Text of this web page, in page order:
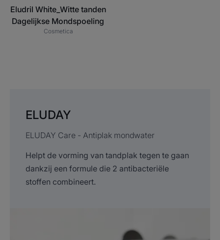
Eludril White_Witte tanden
Dagelijkse Mondspoeling
Cosmetica
ELUDAY
ELUDAY Care - Antiplak mondwater
Helpt de vorming van tandplak tegen te gaan
dankzij een formule die 2 antibacteriële
stoffen combineert.